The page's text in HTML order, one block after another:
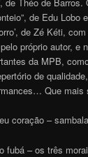
de Edu Lobo
de Zé Kéti,
próprio autor, e
da MPB,
de
Que mais
coração –
fubá – os três